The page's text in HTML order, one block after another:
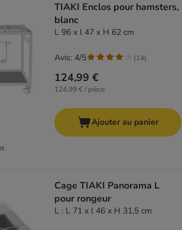
TIAKI Enclos pour hamsters,
blanc
L 96 x l 47 x H 62 cm
124,99 €
124,99 € / pièce
Avis: 4/5 (14)
Ajouter au panier
Cage TIAKI Panorama L
pour rongeur
L : L 71 x l 46 x H 31,5 cm